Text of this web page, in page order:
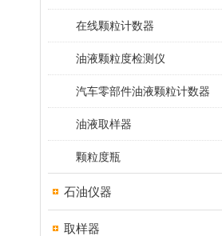
在线颗粒计数器
油液颗粒度检测仪
汽车零部件油液颗粒计数器
油液取样器
颗粒度瓶
石油仪器
取样器